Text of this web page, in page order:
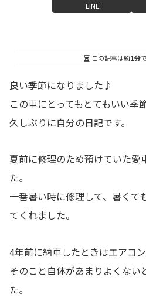
LINE
この記事は約1分
良い季節になりました♪
この車にとってもとてもいい季
久しぶりに自分の日記です。
夏前に修理のため預けていた愛
た。
一番暑い時に修理して、暑くて
てくれました。
4年前に納車したときはエアコ
そのこと自体があまりよくない
た。